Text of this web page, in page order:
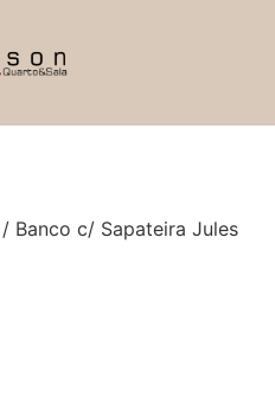
/ Banco c/ Sapateira Jules